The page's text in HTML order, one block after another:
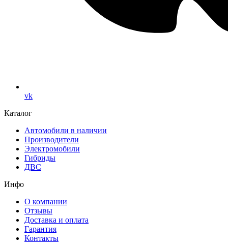
vk
Каталог
Автомобили в наличии
Производители
Электромобили
Гибриды
ДВС
Инфо
О компании
Отзывы
Доставка и оплата
Гарантия
Контакты